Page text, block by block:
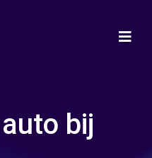
bij